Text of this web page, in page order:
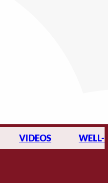
VIDEOS
WELL-